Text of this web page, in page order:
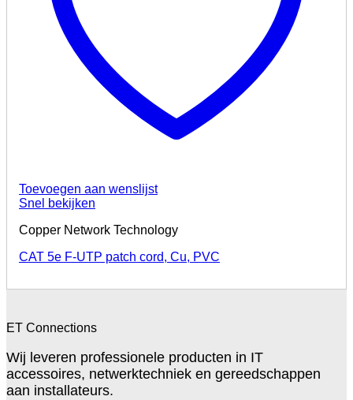
Toevoegen aan wenslijst
Snel bekijken
Copper Network Technology
CAT 5e F-UTP patch cord, Cu, PVC
ET Connections
Wij leveren professionele producten in IT
accessoires, netwerktechniek en gereedschappen
aan installateurs.